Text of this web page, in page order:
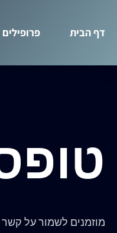
דף הבית פרופילים
מוזמנים לשמור על קשר